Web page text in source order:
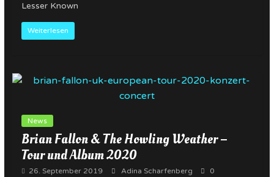
Lesser Known
Weiterlesen
News
Brian Fallon & The Howling Weather –
Tour und Album 2020
26. September 2019 Adina Scharfenberg
0